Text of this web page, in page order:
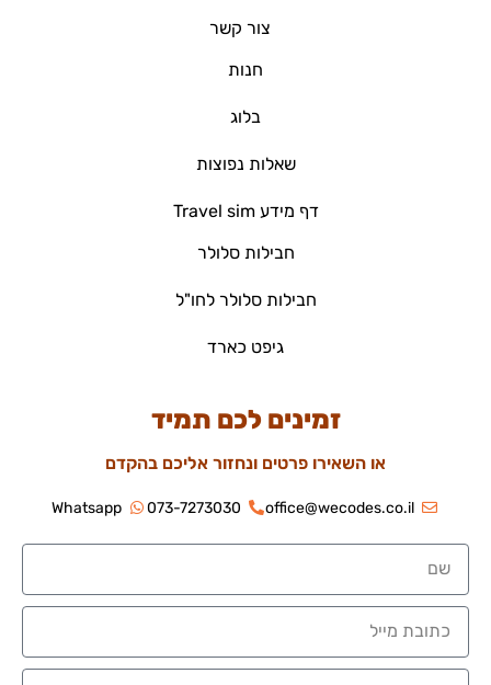
צור קשר
חנות
בלוג
שאלות נפוצות
דף מידע Travel sim
חבילות סלולר
חבילות סלולר לחו"ל
גיפט כארד
זמינים לכם תמיד
או השאירו פרטים ונחזור אליכם בהקדם
office@wecodes.co.il
073-7273030
Whatsapp